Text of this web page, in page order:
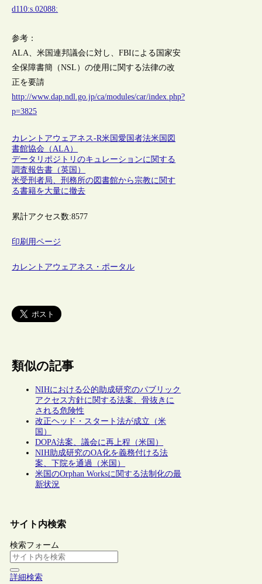
d110:s.02088:
参考：
ALA、米国連邦議会に対し、FBIによる国家安
全保障書簡（NSL）の使用に関する法律の改
正を要請
http://www.dap.ndl.go.jp/ca/modules/car/index.php?
p=3825
カレントアウェアネス-R米国愛国者法米国図
書館協会（ALA）
データリポジトリのキュレーションに関する
調査報告書（英国）
米受刑者局、刑務所の図書館から宗教に関す
る書籍を大量に撤去
累計アクセス数:8577
印刷用ページ
カレントアウェアネス・ポータル
類似の記事
NIHにおける公的助成研究のパブリック
アクセス方針に関する法案、骨抜きに
される危険性
改正ヘッド・スタート法が成立（米
国）
DOPA法案、議会に再上程（米国）
NIH助成研究のOA化を義務付ける法
案、下院を通過（米国）
米国のOrphan Worksに関する法制化の最
新状況
サイト内検索
検索フォーム
詳細検索